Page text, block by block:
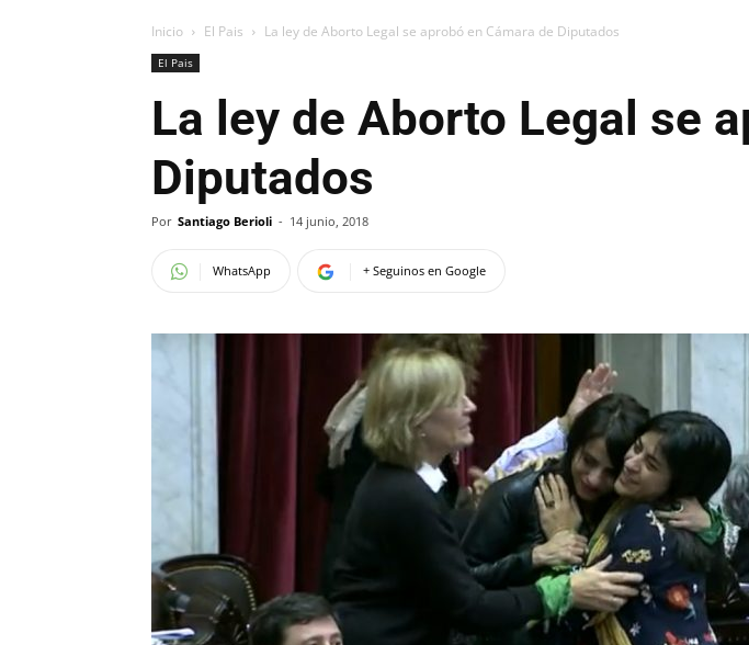
Inicio El Pais La ley de Aborto Legal se aprobó en Cámara de Diputados
El Pais
La ley de Aborto Legal se
Diputados
Por Santiago Berioli - 14 junio, 2018
WhatsApp + Seguinos en Google